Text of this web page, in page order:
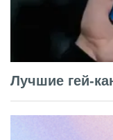
Лучшие гей-